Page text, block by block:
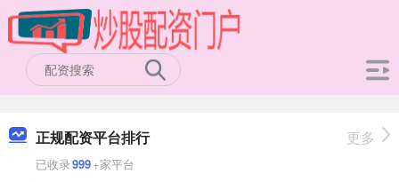
正规配资平台排行
已收录999+家平台
更多